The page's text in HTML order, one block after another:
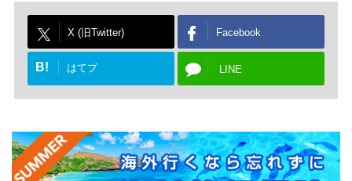
X (旧Twitter) Facebook
B! はてブ LINE